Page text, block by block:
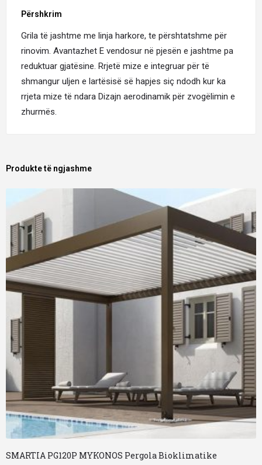
Përshkrim
Grila të jashtme me linja harkore, te përshtatshme për
rinovim. Avantazhet E vendosur në pjesën e jashtme pa
reduktuar gjatësine. Rrjetë mize e integruar për të
shmangur uljen e lartësisë së hapjes siç ndodh kur ka
rrjeta mize të ndara Dizajn aerodinamik për zvogëlimin e
zhurmës.
Produkte të ngjashme
SMARTIA PG120P MYKONOS Pergola Bioklimatike